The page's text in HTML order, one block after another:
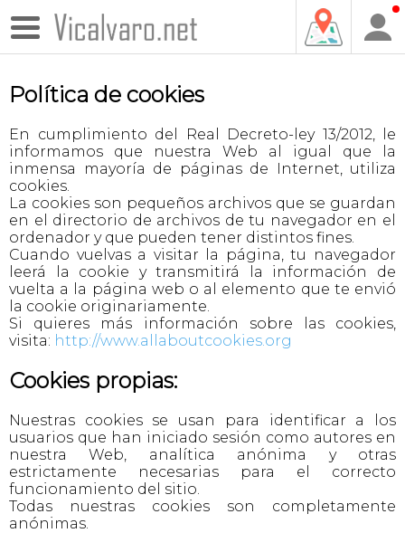
Política de cookies
En cumplimiento del Real Decreto-ley 13/2012, le
informamos que nuestra Web al igual que la
inmensa mayoría de páginas de Internet, utiliza
cookies.
La cookies son pequeños archivos que se guardan
en el directorio de archivos de tu navegador en el
ordenador y que pueden tener distintos fines.
Cuando vuelvas a visitar la página, tu navegador
leerá la cookie y transmitirá la información de
vuelta a la página web o al elemento que te envió
la cookie originariamente.
Si quieres más información sobre las cookies,
visita: http://www.allaboutcookies.org
Cookies propias:
Nuestras cookies se usan para identificar a los
usuarios que han iniciado sesión como autores en
nuestra Web, analítica anónima y otras
estrictamente necesarias para el correcto
funcionamiento del sitio.
Todas nuestras cookies son completamente
anónimas.